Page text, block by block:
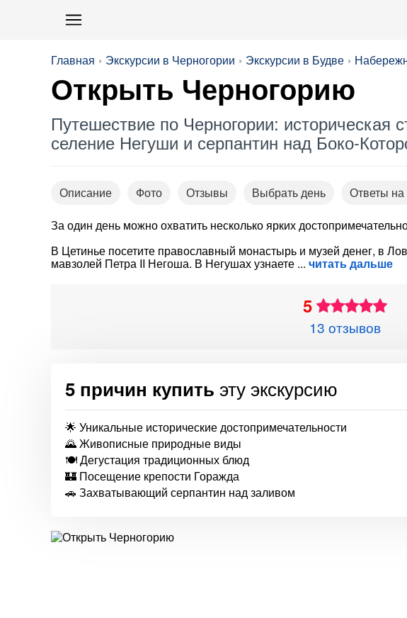
Главная Экскурсии в Черногории Экскурсии в Будве
Открыть Черногорию
Путешествие по Черногории: историческая
селение Негуши и серпантин над Боко-
Описание Фото Отзывы Выбрать день
Ответы
За один день можно охватить несколько ярких
В Цетинье посетите православный монастырь и музей денег, в
мавзолей Петра II Негоша. В Негушах узнаете читать дальше
5
13 отзывов
5 причин купить эту экскурсию
🌟 Уникальные исторические достопримечательности
🌄 Живописные природные виды
🍽️ Дегустация традиционных блюд
🏰 Посещение крепости Горажда
🚗 Захватывающий серпантин над заливом